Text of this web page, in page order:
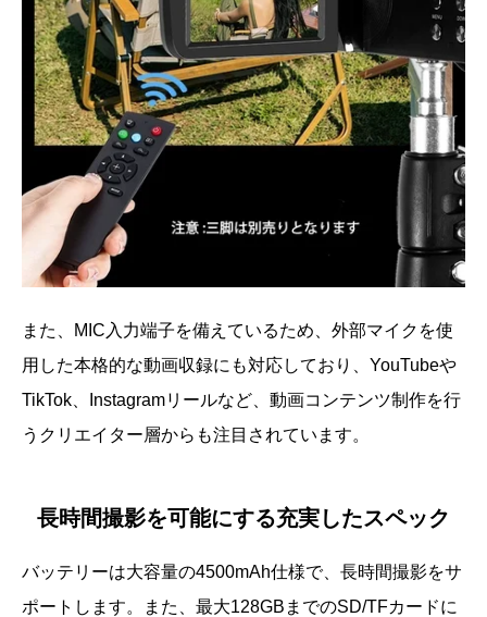
また、MIC入力端子を備えているため、外部マイクを使
用した本格的な動画収録にも対応しており、YouTubeや
TikTok、Instagramリールなど、動画コンテンツ制作を行
うクリエイター層からも注目されています。
長時間撮影を可能にする充実したスペック
バッテリーは大容量の4500mAh仕様で、長時間撮影をサ
ポートします。また、最大128GBまでのSD/TFカードに